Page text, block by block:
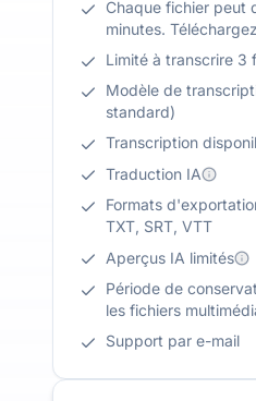
Chaque fichier peut
minutes.
Limité à transcrire 3
Modèle de
standard)
Transcription
Traduction IA
Formats
TXT, SRT, VTT
Aperçus IA limités
Période de
les fichiers
Support par e-mail